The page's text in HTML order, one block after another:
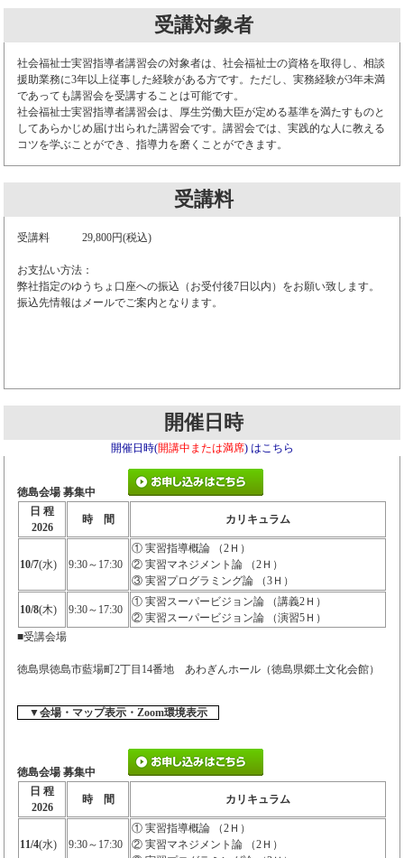
受講対象者
社会福祉士実習指導者講習会の対象者は、社会福祉士の資格を取得し、相談
援助業務に3年以上従事した経験がある方です。ただし、実務経験が3年未満
であっても講習会を受講することは可能です。
社会福祉士実習指導者講習会は、厚生労働大臣が定める基準を満たすものと
してあらかじめ届け出られた講習会です。講習会では、実践的な人に教える
コツを学ぶことができ、指導力を磨くことができます。
受講料
受講料 29,800円(税込)
お支払い方法：
弊社指定のゆうちょ口座への振込（お受付後7日以内）をお願い致します。
振込先情報はメールでご案内となります。
開催日時
開催日時(開講中または満席) はこちら
徳島会場 募集中
日 程
2026
時 間 カリキュラム
10/7(水) 9:30～17:30
① 実習指導概論 （2Ｈ）
② 実習マネジメント論 （2Ｈ）
③ 実習プログラミング論 （3Ｈ）
10/8(木) 9:30～17:30
① 実習スーパービジョン論 （講義2Ｈ）
② 実習スーパービジョン論 （演習5Ｈ）
■受講会場
徳島県徳島市藍場町2丁目14番地 あわぎんホール（徳島県郷土文化会館）
▼会場・マップ表示・Zoom環境表示
徳島会場 募集中
日 程
2026
時 間 カリキュラム
11/4(水) 9:30～17:30
① 実習指導概論 （2Ｈ）
② 実習マネジメント論 （2Ｈ）